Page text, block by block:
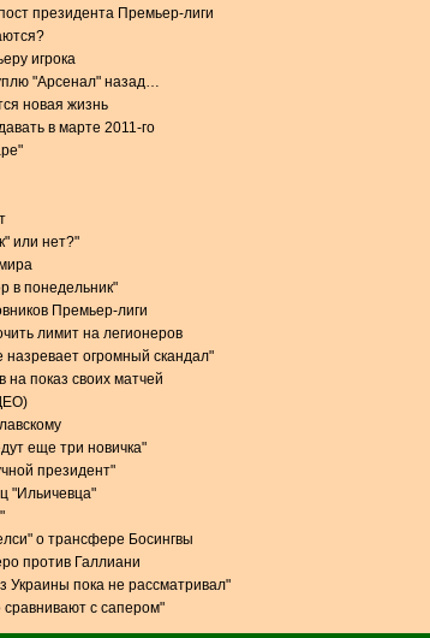
президента Премьер-лиги
игрока
"Арсенал" назад…
новая жизнь
в марте 2011-го
или нет?"
в понедельник"
Премьер-лиги
лимит на легионеров
огромный скандал"
показ своих матчей
еще три новичка"
президент"
"Ильичевца"
о трансфере Босингвы
против Галлиани
пока не рассматривал"
сравнивают с сапером"